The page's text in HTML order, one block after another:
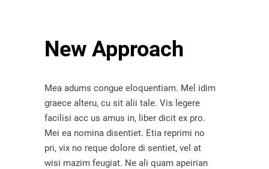
New Approach
Mea adums congue eloquentiam. Mel idim
graece alteru, cu sit alii tale. Vis legere
facilisi acc us amus in, liber dicit ex pro.
Mei ea nomina disentiet. Etia reprimi no
pri, vix no reque dolore di sentiet, vel at
wisi mazim feugiat. Ne ali quam apeirian